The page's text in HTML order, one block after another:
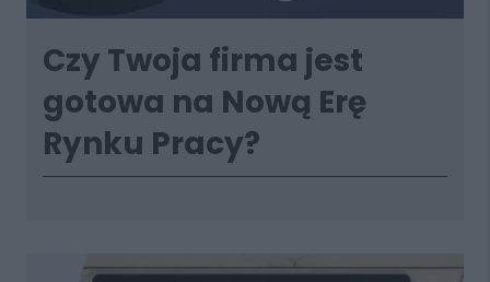
Czy Twoja firma jest
gotowa na Nową Erę
Rynku Pracy?